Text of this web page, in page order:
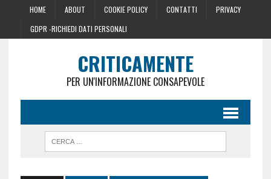
HOME ABOUT COOKIE POLICY CONTATTI
PRIVACY
GDPR -RICHIEDI DATI PERSONALI
CRITICAMENTE
PER UN'INFORMAZIONE CONSAPEVOLE